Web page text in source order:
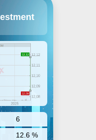
6
12.6 %
which
mortgage-
mortgage
and other
is to
returns to
the long
dividends
capital
was
and is
Park,
MN.